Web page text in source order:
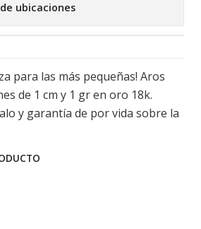
ubicaciones
para las más pequeñas! Aros
de 1 cm y 1 gr en oro 18k.
y garantía de por vida sobre la